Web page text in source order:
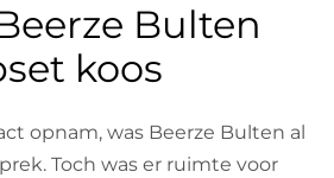
Bulten
koos
opnam, was Beerze Bulten al
Toch was er ruimte voor